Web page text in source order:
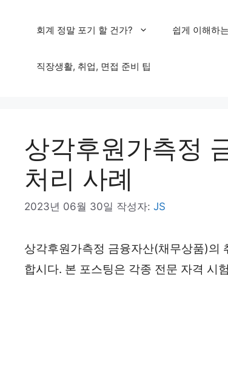
회계 정말 포기 할 건가? 쉽게 이해하
직장생활, 취업, 면접 준비 팁
상각후원가측정
처리 사례
2023년 06월 30일 작성자: JS
상각후원가측정 금융자산(채무상품)의
합시다. 본 포스팅은 각종 전문 자격 시